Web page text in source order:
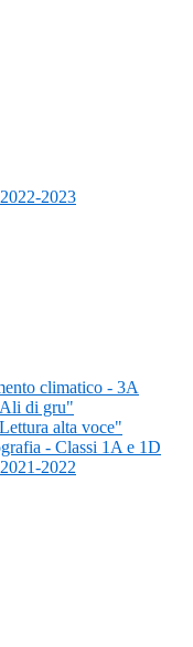
2023
climatico - 3A
di gru"
alta voce"
- Classi 1A e 1D
2022